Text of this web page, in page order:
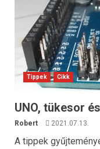
Tippek Cikk
UNO, tükesor
Robert 2021.07.13.
A tippek